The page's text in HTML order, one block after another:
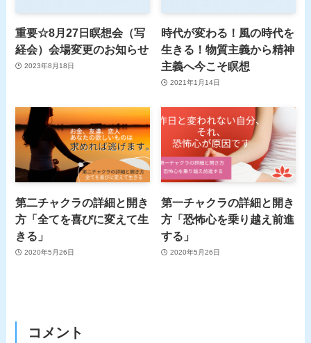
重要☆8月27日瞑想会（写
経会）会場変更のお知らせ
2023年8月18日
時代が変わる！風の時代を
生きる！物質主義から精神
主義へ今こそ瞑想
2021年1月14日
第二チャクラの詳細と開き
方「全てを喜びに変えて生
きる」
2020年5月26日
第一チャクラの詳細と開き
方「恐怖心を乗り越え前進
する」
2020年5月26日
コメント